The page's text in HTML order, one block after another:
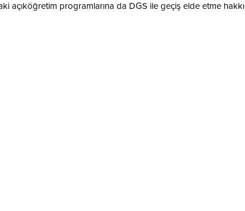
açıköğretim programlarına da DGS ile geçiş elde etme hakkı